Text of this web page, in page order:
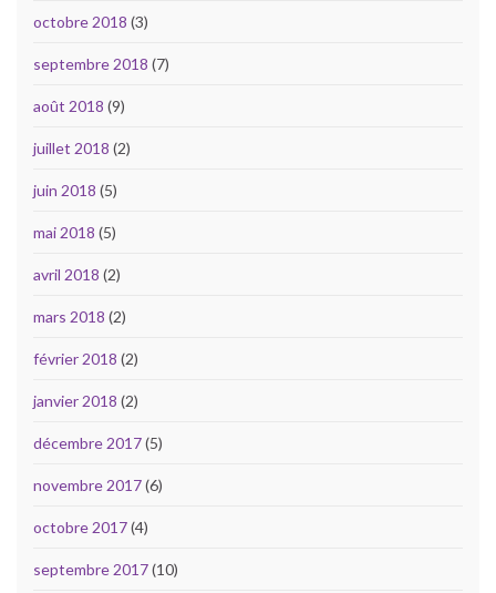
octobre 2018 (3)
septembre 2018 (7)
août 2018 (9)
juillet 2018 (2)
juin 2018 (5)
mai 2018 (5)
avril 2018 (2)
mars 2018 (2)
février 2018 (2)
janvier 2018 (2)
décembre 2017(5)
novembre 2017(6)
octobre 2017(4)
septembre 2017(10)